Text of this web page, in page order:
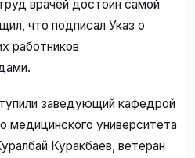
врачей достоин самой
что подписал Указ о
работников
заведующий кафедрой
медицинского университета
Куракбаев, ветеран